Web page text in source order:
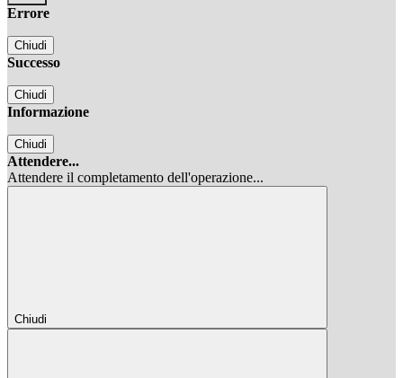
Errore
Chiudi
Successo
Chiudi
Informazione
Chiudi
Attendere...
Attendere il completamento dell'operazione...
Chiudi